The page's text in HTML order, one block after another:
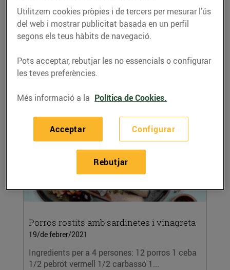
Galetes de col kale i coco
24/de febrer/2021
Ingredients per a 4 persones: 150 g de panela
180 g de farina 100 g de coco ratllat 50 g de ...
Porros rostits amb sardinetes i vinagreta
19/de febrer/2021
Ingredients per a 4 persones: 12 porros 1 ceba
1/2 pebrot vermell 1/2 carbassó 1...
Utilitzem cookies pròpies i de tercers per mesurar l’ús
del web i mostrar publicitat basada en un perfil
segons els teus hàbits de navegació.
Pots acceptar, rebutjar les no essencials o configurar
les teves preferències.
Més informació a la Política de Cookies.
Configurar
Rebutjar
Acceptar